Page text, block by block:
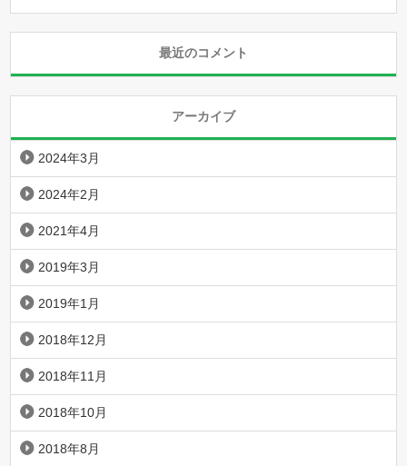
最近のコメント
アーカイブ
2024年3月
2024年2月
2021年4月
2019年3月
2019年1月
2018年12月
2018年11月
2018年10月
2018年8月